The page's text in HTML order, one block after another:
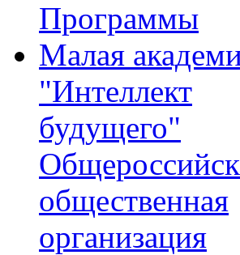
Программы
Малая
"Интеллект
будущего"
общественная
организация